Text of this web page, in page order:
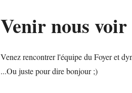
Venir nous voir
Venez rencontrer l'équipe du Foyer et
...Ou juste pour dire bonjour ;)